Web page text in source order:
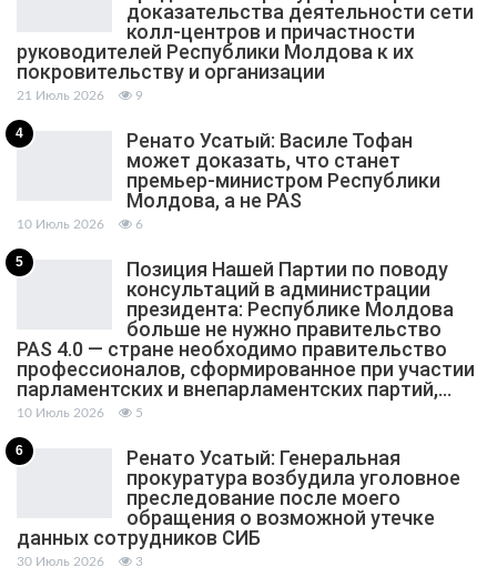
доказательства деятельности сети
колл-центров и причастности
руководителей Республики Молдова к их
покровительству и организации
21 Июль 2026 9
4
Ренато Усатый: Василе Тофан
может доказать, что станет
премьер-министром Республики
Молдова, а не PAS
10 Июль 2026 6
5
Позиция Нашей Партии по поводу
консультаций в администрации
президента: Республике Молдова
больше не нужно правительство
PAS 4.0 — стране необходимо правительство
профессионалов, сформированное при участии
парламентских и внепарламентских партий,…
10 Июль 2026 5
6
Ренато Усатый: Генеральная
прокуратура возбудила уголовное
преследование после моего
обращения о возможной утечке
данных сотрудников СИБ
30 Июль 2026 3